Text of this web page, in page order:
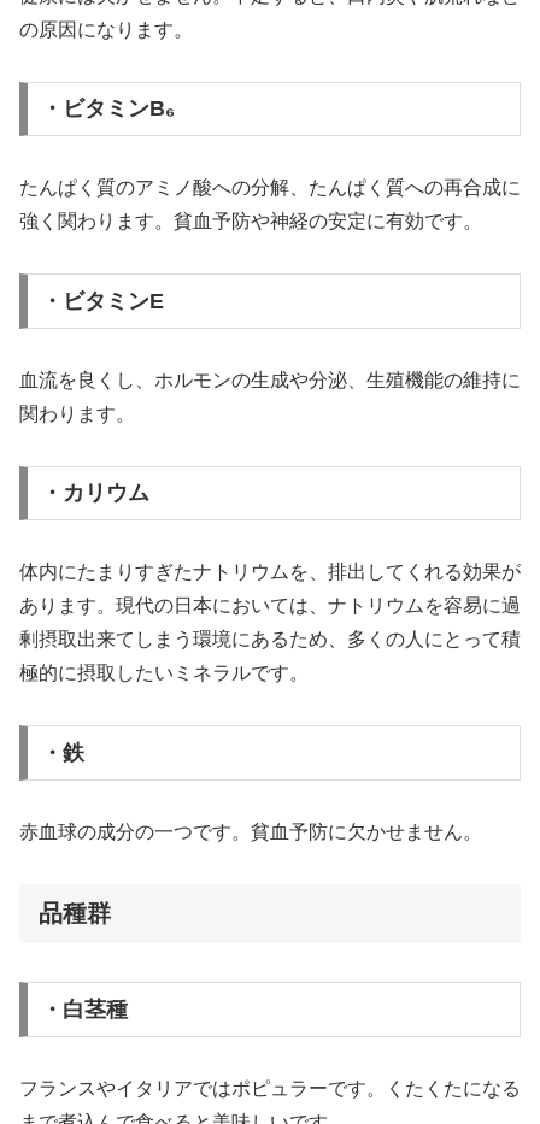
の原因になります。
・ビタミンB₆
たんぱく質のアミノ酸への分解、たんぱく質への再合成に
強く関わります。貧血予防や神経の安定に有効です。
・ビタミンE
血流を良くし、ホルモンの生成や分泌、生殖機能の維持に
関わります。
・カリウム
体内にたまりすぎたナトリウムを、排出してくれる効果が
あります。現代の日本においては、ナトリウムを容易に過
剰摂取出来てしまう環境にあるため、多くの人にとって積
極的に摂取したいミネラルです。
・鉄
赤血球の成分の一つです。貧血予防に欠かせません。
品種群
・白茎種
フランスやイタリアではポピュラーです。くたくたになる